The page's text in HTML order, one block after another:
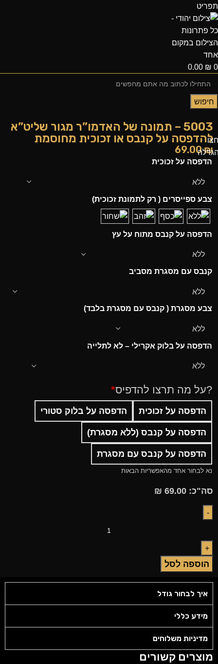
תפריט
0
0.00 ₪
חיפוש
5003 – תמונה של האדמו”ר מגור שליט”א
להדפסה על קנבס או זכוכית מחוסמת
69.00₪
הדפסה על זכוכית
צבע ספייסרים ( רק לתמונת זכוכית)
הדפסה על קנבס מתוח על עץ
קנבס עם מסגרת מסביב
צבע מסגרת ( קנבס עם מסגרת בלבד)
הדפסה על בלוק אקרילי – לא לתלייה
?על מה תרצו להדפיס*
הדפסה על זכוכית הדפסה על בלוק סטורי
הדפסה על קנבס (ללא מסגרת)
הדפסה על קנבס עם מסגרת
נא לבחור אחד מהאפשריות הבאות
סה"כ: 69.00
₪
הוספה לסל
איך לבחור גודל
מידע כללי
מדיניות משלוחים
מוצרים קשורים